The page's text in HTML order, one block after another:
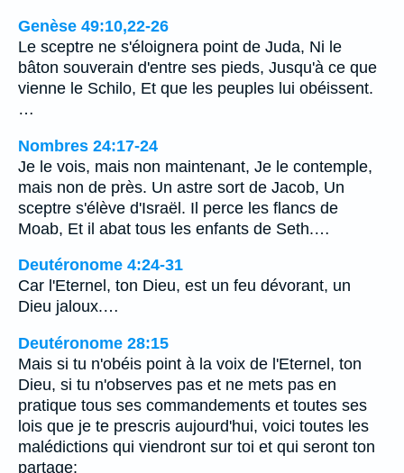
Genèse 49:10,22-26
Le sceptre ne s'éloignera point de Juda, Ni le
bâton souverain d'entre ses pieds, Jusqu'à ce que
vienne le Schilo, Et que les peuples lui obéissent.
…
Nombres 24:17-24
Je le vois, mais non maintenant, Je le contemple,
mais non de près. Un astre sort de Jacob, Un
sceptre s'élève d'Israël. Il perce les flancs de
Moab, Et il abat tous les enfants de Seth.…
Deutéronome 4:24-31
Car l'Eternel, ton Dieu, est un feu dévorant, un
Dieu jaloux.…
Deutéronome 28:15
Mais si tu n'obéis point à la voix de l'Eternel, ton
Dieu, si tu n'observes pas et ne mets pas en
pratique tous ses commandements et toutes ses
lois que je te prescris aujourd'hui, voici toutes les
malédictions qui viendront sur toi et qui seront ton
partage: